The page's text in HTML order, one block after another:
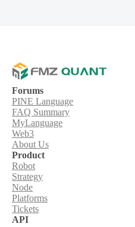
Forums
PINE Language
FAQ Summary
MyLanguage
Web3
About Us
Product
Robot
Strategy
Node
Platforms
Tickets
API